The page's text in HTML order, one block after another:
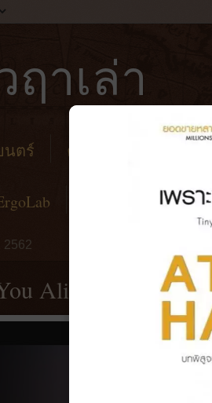
าเล่า
นตร์ คาเฟ่
Alive (2018)